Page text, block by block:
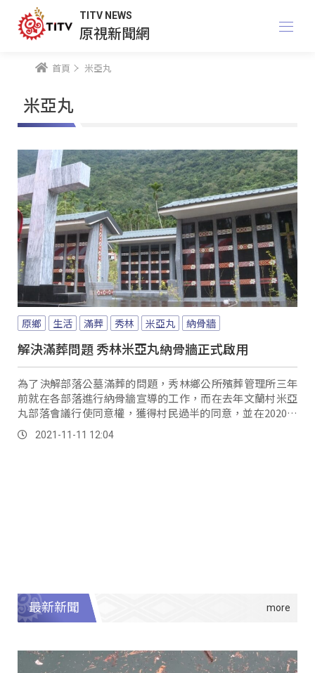
TITV NEWS
原視新聞網
首頁 米亞丸
米亞丸
原鄉 生活 滿葬 秀林 米亞丸 納骨牆
解決滿葬問題 秀林米亞丸納骨牆正式啟用
為了決解部落公墓滿葬的問題，秀林鄉公所殯葬管理所三年
前就在各部落進行納骨牆宣導的工作，而在去年文蘭村米亞
丸部落會議行使同意權，獲得村民過半的同意，並在2020年
的9月進行納骨牆施作，同時也加入了圖騰版型樣式設計，
10號舉辦了納骨牆啟用儀式，由文蘭基督長老教會拿難．達
2021-11-11 12:04
最新新聞